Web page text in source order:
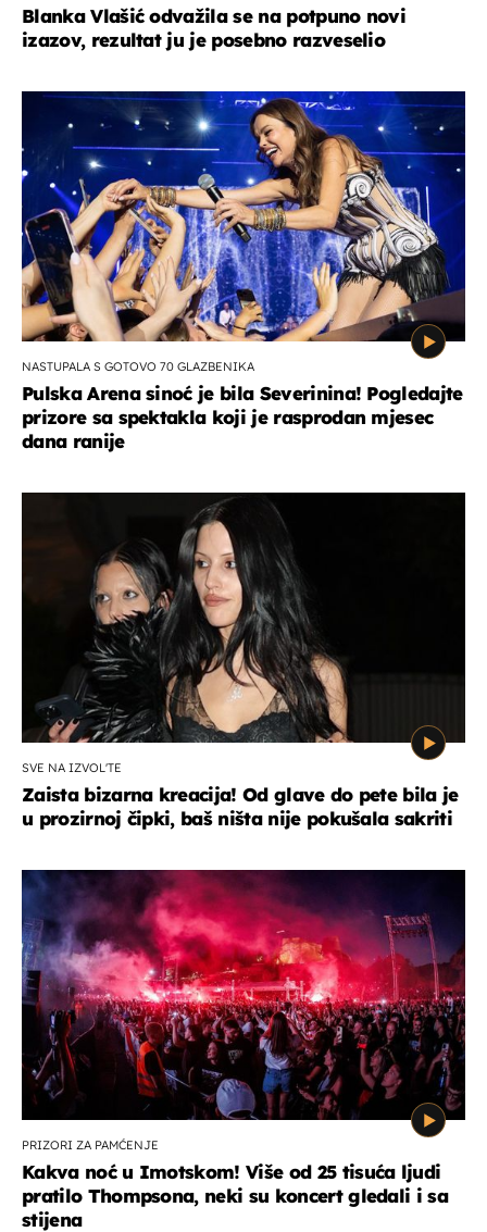
Blanka Vlašić odvažila se na potpuno novi
izazov, rezultat ju je posebno razveselio
NASTUPALA S GOTOVO 70 GLAZBENIKA
Pulska Arena sinoć je bila Severinina! Pogledajte
prizore sa spektakla koji je rasprodan mjesec
dana ranije
SVE NA IZVOL'TE
Zaista bizarna kreacija! Od glave do pete bila je
u prozirnoj čipki, baš ništa nije pokušala sakriti
PRIZORI ZA PAMĆENJE
Kakva noć u Imotskom! Više od 25 tisuća ljudi
pratilo Thompsona, neki su koncert gledali i sa
stijena